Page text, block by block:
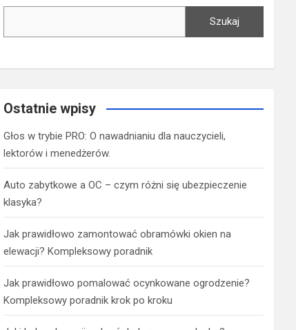
Szukaj
Ostatnie wpisy
Głos w trybie PRO: O nawadnianiu dla nauczycieli,
lektorów i menedżerów.
Auto zabytkowe a OC – czym różni się ubezpieczenie
klasyka?
Jak prawidłowo zamontować obramówki okien na
elewacji? Kompleksowy poradnik
Jak prawidłowo pomalować ocynkowane ogrodzenie?
Kompleksowy poradnik krok po kroku